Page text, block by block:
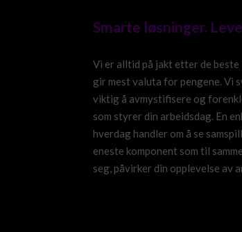
Smarte løsninger.
Vi er alltid på jakt etter de beste
gir mest valuta for pengene. Vi
viktig å avmystifisere og
som styrer din arbeidsdag. En
hverdag handler om å se
eneste komponent som til
seg, påvirker din opplevelse av